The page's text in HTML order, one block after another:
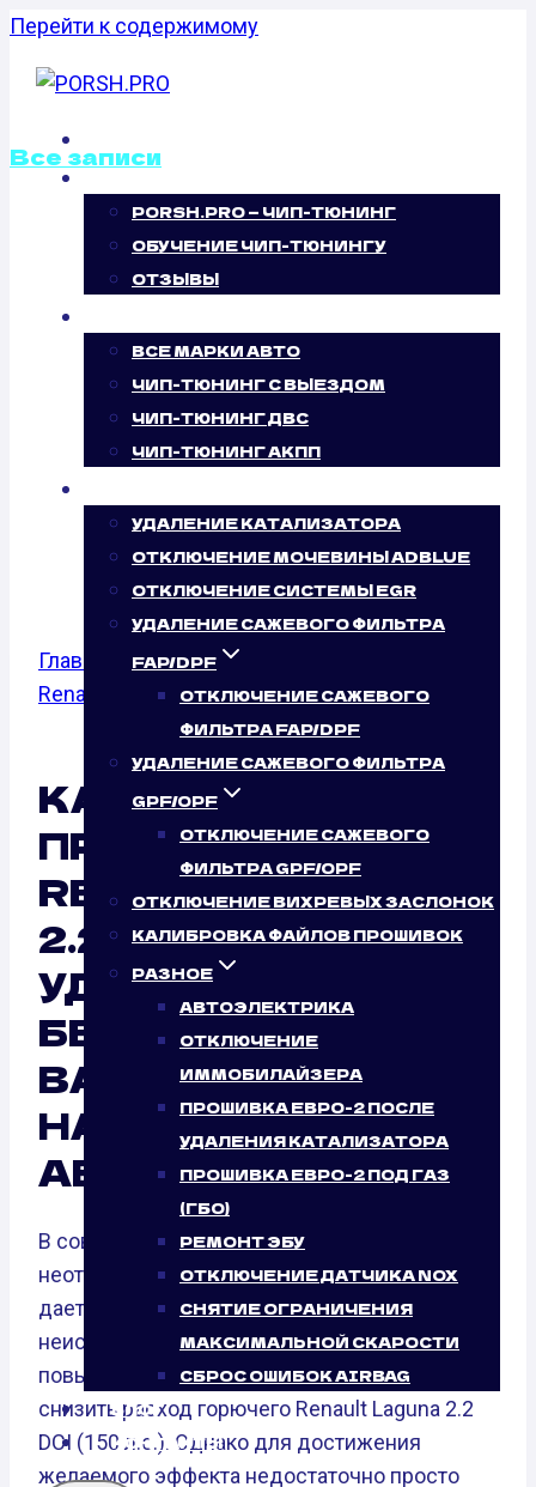
Перейти к содержимому
PORSH.PRO — ЧИП-ТЮНИНГ
ОБУЧЕНИЕ ЧИП-ТЮНИНГУ
ОТЗЫВЫ
ВСЕ МАРКИ АВТО
ЧИП-ТЮНИНГ С ВЫЕЗДОМ
ЧИП-ТЮНИНГ ДВС
ЧИП-ТЮНИНГ АКПП
УДАЛЕНИЕ КАТАЛИЗАТОРА
ОТКЛЮЧЕНИЕ МОЧЕВИНЫ ADBLUE
ОТКЛЮЧЕНИЕ СИСТЕМЫ EGR
УДАЛЕНИЕ САЖЕВОГО ФИЛЬТРА
FAP/DPF
ОТКЛЮЧЕНИЕ САЖЕВОГО
ФИЛЬТРА FAP/DPF
УДАЛЕНИЕ САЖЕВОГО ФИЛЬТРА
GPF/OPF
ОТКЛЮЧЕНИЕ САЖЕВОГО
ФИЛЬТРА GPF/OPF
ОТКЛЮЧЕНИЕ ВИХРЕВЫХ ЗАСЛОНОК
КАЛИБРОВКА ФАЙЛОВ ПРОШИВОК
РАЗНОЕ
АВТОЭЛЕКТРИКА
ОТКЛЮЧЕНИЕ
ИММОБИЛАЙЗЕРА
ПРОШИВКА ЕВРО-2 ПОСЛЕ
УДАЛЕНИЯ КАТАЛИЗАТОРА
ПРОШИВКА ЕВРО-2 ПОД ГАЗ
(ГБО)
РЕМОНТ ЭБУ
ОТКЛЮЧЕНИЕ ДАТЧИКА NOX
СНЯТИЕ ОГРАНИЧЕНИЯ
МАКСИМАЛЬНОЙ СКАРОСТИ
СБРОС ОШИБОК AIRBAG
БЛОГ
КОНТАКТЫ
Все записи
КАЛИБРОВКА
ФАЙЛОВ
ПРОШИВОК
RENAULT
LAGUNA 2.2 DCI
(150 Л.С.)
Главная /Калибровка файлов прошивок
Renault
Laguna/ 2.2 DCI
КАЛИБРОВКА
ПРОШИВОК ЭБУ
RENAULT LAGUNA
2.2 DCI (150 Л.С.)
УДАЛЕННО:
БЕЗУСЛОВНЫЙ
ВАРИАНТ ОТ
НАШЕГО
АВТОСЕРВИСА
В современном мире чип-тюнинг является
неотъемлемой частью тюнинга машин. Он
дает возможность раскрыть
неиспользованный потенциал мотора,
повысить характеристики динамики и
снизить расход горючего Renault Laguna 2.2
DCI (150 л.с.). Однако для достижения
желаемого эффекта недостаточно просто